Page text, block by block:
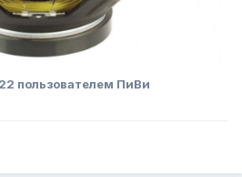
пользователем ПиВи